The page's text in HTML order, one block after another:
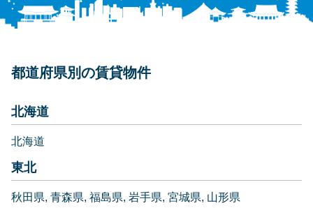
都道府県別の賃貸物件
北海道
北海道
東北
秋田県 青森県 福島県 岩手県 宮城県 山形県